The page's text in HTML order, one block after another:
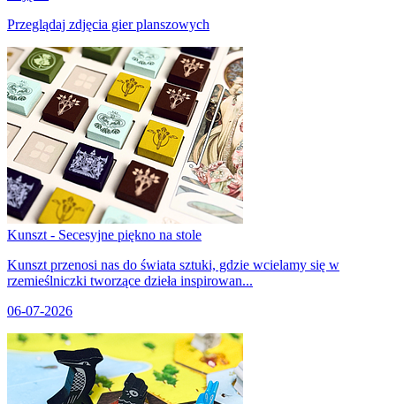
Przeglądaj zdjęcia gier planszowych
Kunszt - Secesyjne piękno na stole
Kunszt przenosi nas do świata sztuki, gdzie wcielamy się w
rzemieślniczki tworzące dzieła inspirowan...
06-07-2026